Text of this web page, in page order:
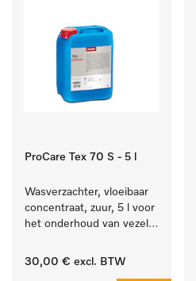
ProCare Tex 70 S - 5 l
Wasverzachter, vloeibaar
concentraat, zuur, 5 l voor
het onderhoud van vezels
zacht blijft.
30,00 € excl. BTW